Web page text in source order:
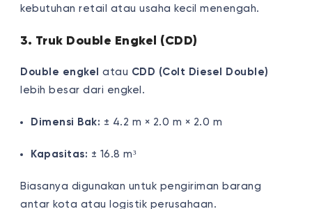
kebutuhan retail atau usaha kecil menengah.
3. Truk Double Engkel (CDD)
Double engkel atau CDD (Colt Diesel Double)
lebih besar dari engkel.
Dimensi Bak: ± 4.2 m × 2.0 m × 2.0 m
Kapasitas: ± 16.8 m³
Biasanya digunakan untuk pengiriman barang
antar kota atau logistik perusahaan.